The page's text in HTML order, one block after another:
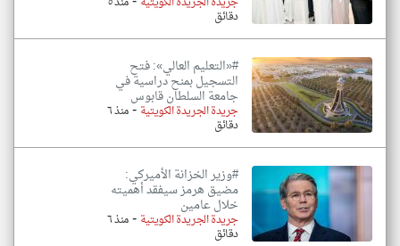
دقائق
#«التعليم العالي»: فتح
التسجيل بمنح دراسية في
جامعة السلطان قابوس
جريدة الجريدة الكويتية- منذ ٦
دقائق
#وزير الخزانة الأميركي:
مضيق هرمز سيفقد أهميته
خلال عامين
جريدة الجريدة الكويتية - منذ ٦
دقائق